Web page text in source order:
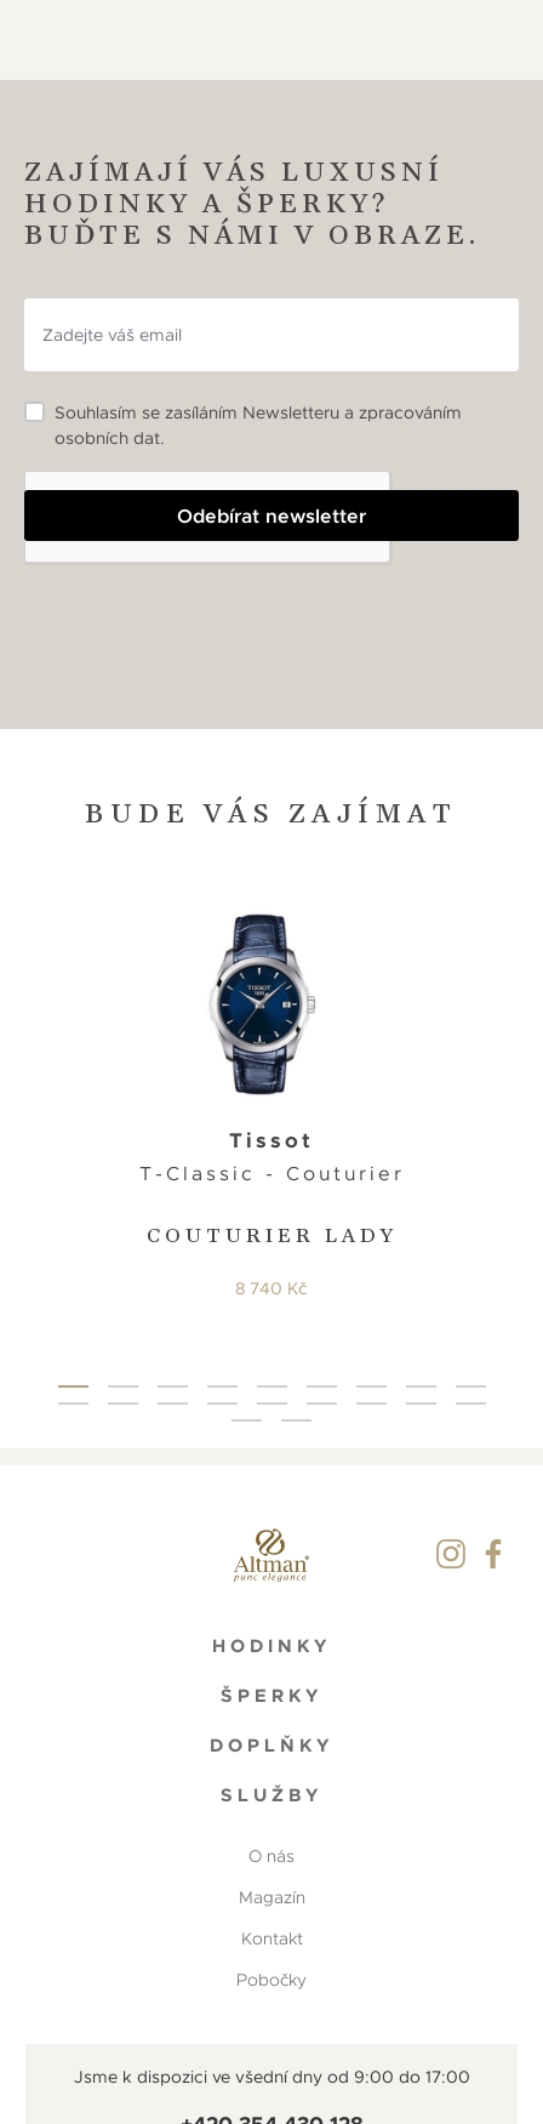
ZAJÍMAJÍ VÁS LUXUSNÍ
HODINKY A ŠPERKY?
BUĎTE S NÁMI V OBRAZE.
Odebírat newsletter
Souhlasím se zasíláním Newsletteru a zpracováním
osobních dat.
BUDE VÁS ZAJÍMAT
COUTURIER LADY
Tissot
T-Classic - Couturier
8 740 Kč
HODINKY
ŠPERKY
DOPLŇKY
SLUŽBY
O nás
Magazín
Kontakt
Pobočky
Jsme k dispozici ve všední dny od 9:00 do 17:00